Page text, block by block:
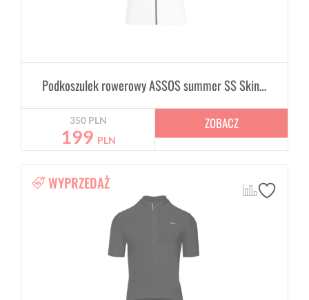
Podkoszulek rowerowy ASSOS summer SS Skin Layer White
350 PLN
199 PLN
ZOBACZ
WYPRZEDAŻ